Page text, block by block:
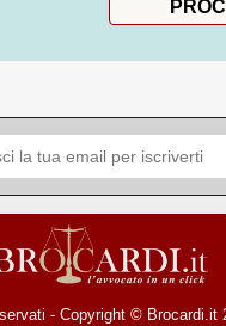
- Copyright © Brocardi.it